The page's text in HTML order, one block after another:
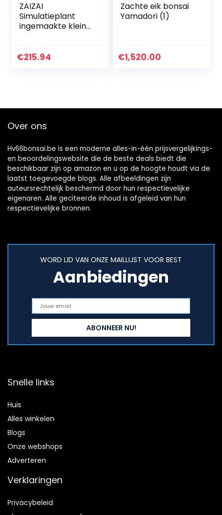
ZAIZAI
Simulatieplant
ingemaakte kleine
duurzaam en
€215.94
Zachte eik bonsai
Yamadori (1)
€1,520.00
Over ons
Hv66bonsai.be is een moderne alles-in-één prijsvergelijkings-
en beoordelingswebsite die de beste deals biedt die
beschikbaar zijn op amazon en u op de hoogte houdt via de
laatst toegevoegde blogs. Alle afbeeldingen zijn
auteursrechtelijk beschermd door hun respectievelijke
eigenaren. Alle geciteerde inhoud is afgeleid van hun
respectievelijke bronnen.
WORD LID VAN ONZE MAILLIJST VOOR BEST
Aanbiedingen
Snelle links
Huis
Alles winkelen
Blogs
Onze webshops
Adverteren
Verklaringen
Privacybeleid